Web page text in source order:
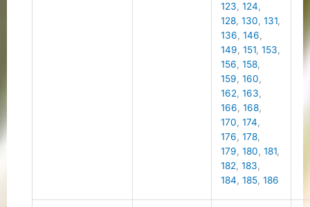
123,124,
128,130,131,
136,146,
149,151,153,
156,158,
159,160,
162,163,
166,168,
170,174,
176,178,
179,180,181,
182,183,
184,185,186